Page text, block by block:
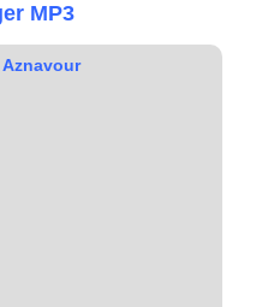
MP3